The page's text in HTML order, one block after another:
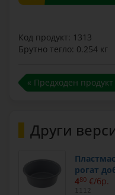
Код продукт: 1313
Брутно тегло: 0.254 кг
« Предходен продукт
Други
рогат
480 €/бр.
1112